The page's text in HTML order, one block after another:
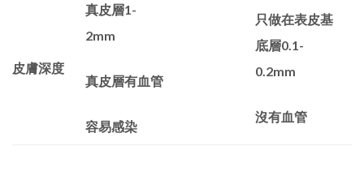
皮膚深度
真皮層1-
2mm
真皮層有血管
容易感染
只做在表皮基
底層0.1-
0.2mm
沒有血管